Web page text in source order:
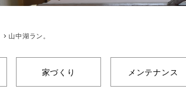
山中湖ラン。
家づくり メンテナンス